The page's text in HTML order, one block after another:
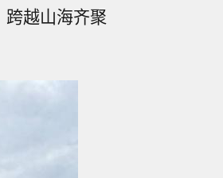
越山海齐聚